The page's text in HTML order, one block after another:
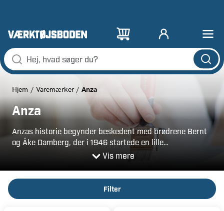
Hjem Varemærker Anza
Anza
Anzas historie begynder beskedent med brødrene Bernt
og Åke Damberg, der i 1946 startede en lille
penselvirksomhed. I dag er Anza førende inden for
miljøcertificerede, og de kontrollerer nøje deres
produktion, fra råmateriale til færdigleveret produkt.
Vis mere
Filter